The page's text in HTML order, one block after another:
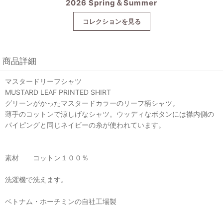
2026 Spring＆Summer
コレクションを見る
商品詳細
マスタードリーフシャツ
MUSTARD LEAF PRINTED SHIRT
グリーンがかったマスタードカラーのリーフ柄シャツ。
薄手のコットンで涼しげなシャツ。ウッディなボタンには襟内側の
パイピングと同じネイビーの糸が使われています。
素材 コットン１００％
洗濯機で洗えます。
ベトナム・ホーチミンの自社工場製